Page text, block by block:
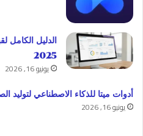
الدليل
2025
يونيو 16, 2026
أدوات ميتا للذكاء الاصطناعي لتوليد
يونيو 16, 2026